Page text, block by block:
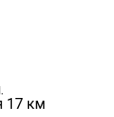
17 км